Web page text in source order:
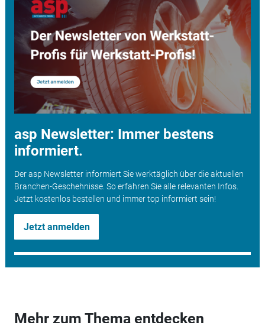
asp Newsletter: Immer bestens
informiert.
Der asp Newsletter informiert Sie werktäglich über die aktuellen
Branchen-Geschehnisse. So erfahren Sie alle relevanten Infos.
Jetzt kostenlos bestellen und immer top informiert sein!
Jetzt anmelden
Mehr zum Thema entdecken